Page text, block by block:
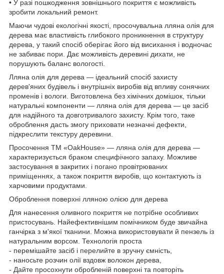
• У разі пошкодження зовнішнього покриття є можливість
зробити локальний ремонт.
Маючи чудові екологічні якості, просочувальна лляна олія для
дерева має властивість глибокого проникнення в структуру
дерева, у такий спосіб оберігає його від висихання і водночас
не забиває пори. Дає можливість деревині дихати, не
порушують баланс вологості.
Лляна олія для дерева — ідеальний спосіб захисту
дерев'яних будівель і внутрішніх виробів від впливу сонячних
променів і вологи. Виготовлена без хімічних домішок, тільки
натуральні компоненти — лляна олія для дерева — це засіб
для надійного та довготривалого захисту. Крім того, таке
оброблення дасть змогу приховати незначні дефекти,
підкреслити текстуру деревини.
Просочення ТМ «OakHouse» — лляна олія для дерева —
характеризується браком специфічного запаху. Можливе
застосування в закритих і погано провітрюваних
приміщеннях, а також покриття виробів, що контактують із
харчовими продуктами.
Оброблення поверхні лляною олією для дерева
Для нанесення оливного покриття не потрібне особливих
пристосувань. Найефективнішим помічником буде звичайна
ганчірка з м'якої тканини. Можна використовувати й пензель із
натуральним ворсом. Технологія проста
- перемішайте засіб і перелийте в зручну ємність,
- наносьте розчин олії вздовж волокон дерева,
- Дайте просохнути обробленій поверхні та повторіть